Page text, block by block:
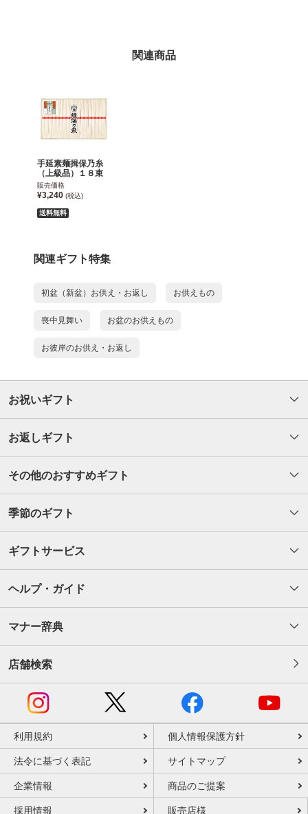
関連商品
手延素麺揖保乃糸
（上級品）１８束
販売価格
¥3,240 (税込)
送料無料
関連ギフト特集
初盆（新盆）お供え・お返し お供えもの
喪中見舞い お盆のお供えもの
お彼岸のお供え・お返し
お祝いギフト
お返しギフト
その他のおすすめギフト
季節のギフト
ギフトサービス
ヘルプ・ガイド
マナー辞典
店舗検索
利用規約 個人情報保護方針
法令に基づく表記 サイトマップ
企業情報 商品のご提案
採用情報 販売店様